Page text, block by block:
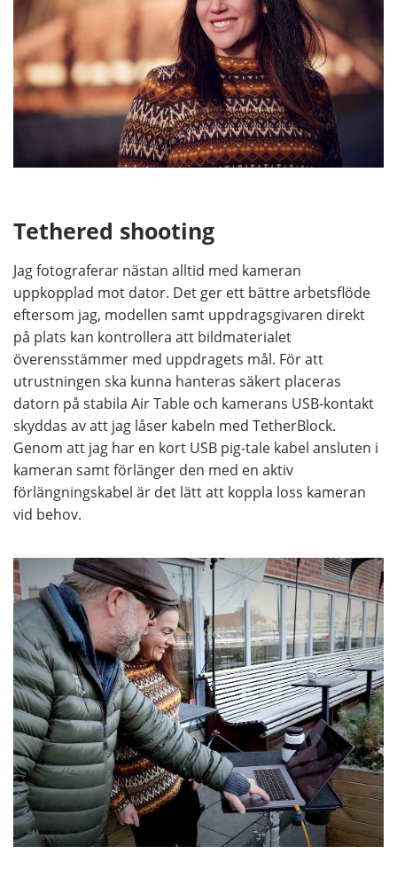
Tethered shooting
Jag fotograferar nästan alltid med kameran
uppkopplad mot dator. Det ger ett bättre arbetsflöde
eftersom jag, modellen samt uppdragsgivaren direkt
på plats kan kontrollera att bildmaterialet
överensstämmer med uppdragets mål. För att
utrustningen ska kunna hanteras säkert placeras
datorn på stabila Air Table och kamerans USB-kontakt
skyddas av att jag låser kabeln med TetherBlock.
Genom att jag har en kort USB pig-tale kabel ansluten i
kameran samt förlänger den med en aktiv
förlängningskabel är det lätt att koppla loss kameran
vid behov.